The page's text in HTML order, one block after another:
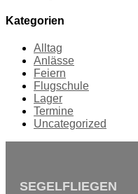
Kategorien
Alltag
Anlässe
Feiern
Flugschule
Lager
Termine
Uncategorized
SEGELFLIEGEN